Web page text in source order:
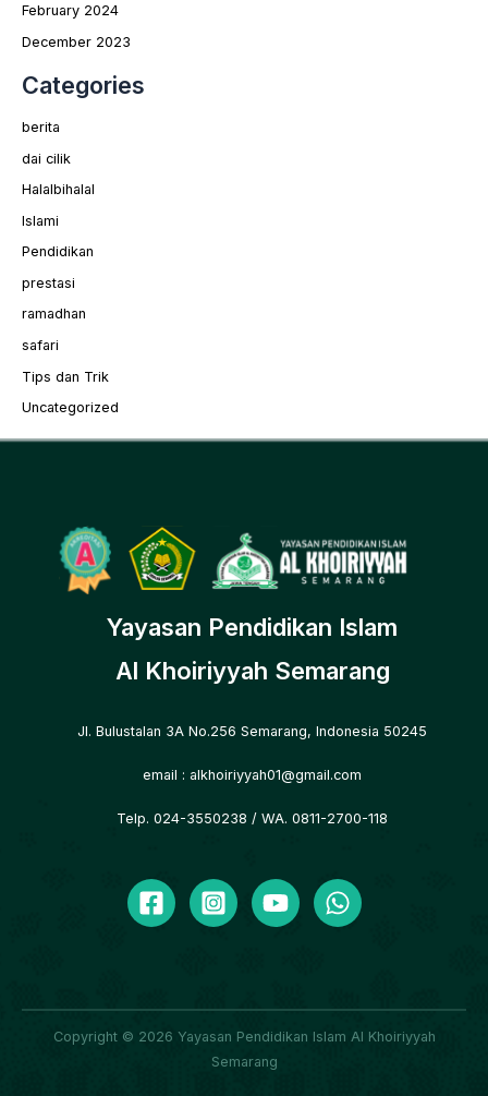
February 2024
December 2023
Categories
berita
dai cilik
Halalbihalal
Islami
Pendidikan
prestasi
ramadhan
safari
Tips dan Trik
Uncategorized
Yayasan Pendidikan Islam
Al Khoiriyyah Semarang
Jl. Bulustalan 3A No.256 Semarang, Indonesia 50245
email : alkhoiriyyah01@gmail.com
Telp. 024-3550238 / WA. 0811-2700-118
Copyright © 2026 Yayasan Pendidikan Islam Al Khoiriyyah
Semarang